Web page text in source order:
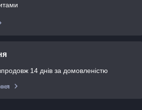
14 днів за домовленістю